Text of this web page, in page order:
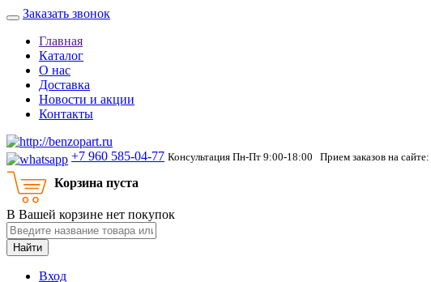
Заказать звонок
Главная
Каталог
О нас
Доставка
Новости и акции
Контакты
+7 960 585-04-77 Консультация Пн-Пт 9:00-18:00 Прием заказов на сайте:
Корзина пуста
В Вашей корзине нет покупок
Найти
Вход